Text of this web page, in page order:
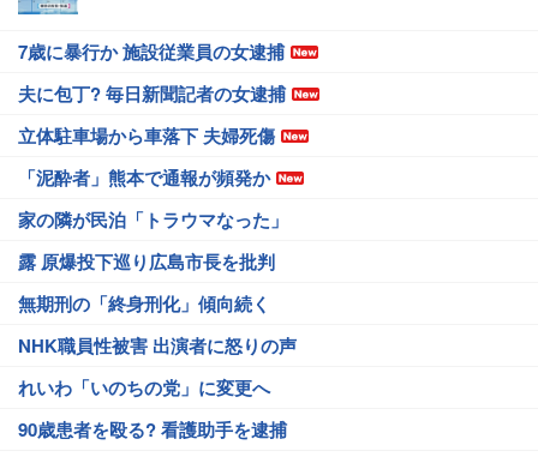
7歳に暴行か 施設従業員の女逮捕
夫に包丁? 毎日新聞記者の女逮捕
立体駐車場から車落下 夫婦死傷
「泥酔者」熊本で通報が頻発か
家の隣が民泊「トラウマなった」
露 原爆投下巡り広島市長を批判
無期刑の「終身刑化」傾向続く
NHK職員性被害 出演者に怒りの声
れいわ「いのちの党」に変更へ
90歳患者を殴る? 看護助手を逮捕